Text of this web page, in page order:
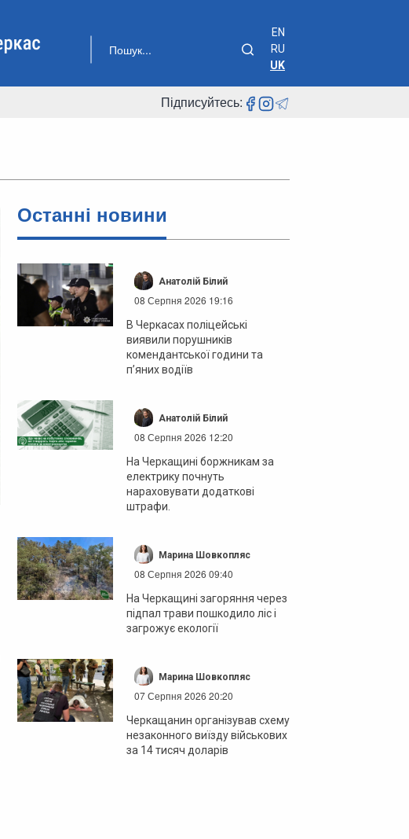
EN
RU
UK
Підписуйтесь:
Останні новини
Анатолій Білий
08 Серпня 2026 19:16
В Черкасах поліцейські
виявили порушників
комендантської години та
п’яних водіїв
Анатолій Білий
08 Серпня 2026 12:20
На Черкащині боржникам за
електрику почнуть
нараховувати додаткові
штрафи.
Марина Шовкопляс
08 Серпня 2026 09:40
На Черкащині загоряння через
підпал трави пошкодило ліс і
загрожує екології
Марина Шовкопляс
07 Серпня 2026 20:20
Черкащанин організував схему
незаконного виїзду військових
за 14 тисяч доларів